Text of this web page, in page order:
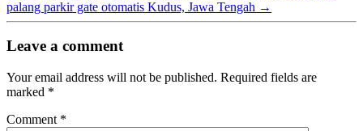
palang parkir gate otomatis Kudus, Jawa Tengah →
Leave a comment
Your email address will not be published. Required fields are
marked *
Comment *